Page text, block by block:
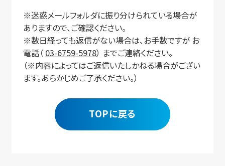
※迷惑メールフォルダに振り分けられている場合が
ありますので、ご確認ください。
※数日経っても返信がない場合は、お手数ですが お
電話（ 03-6759-5978） までご連絡ください。
（※内容によってはご返信いたしかねる場合がござい
ます。あらかじめご了承ください。）
TOPに戻る